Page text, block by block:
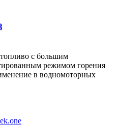
с большим
режимом горения
в водномоторных